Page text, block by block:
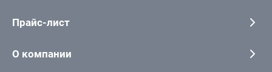
Прайс-лист
О компании